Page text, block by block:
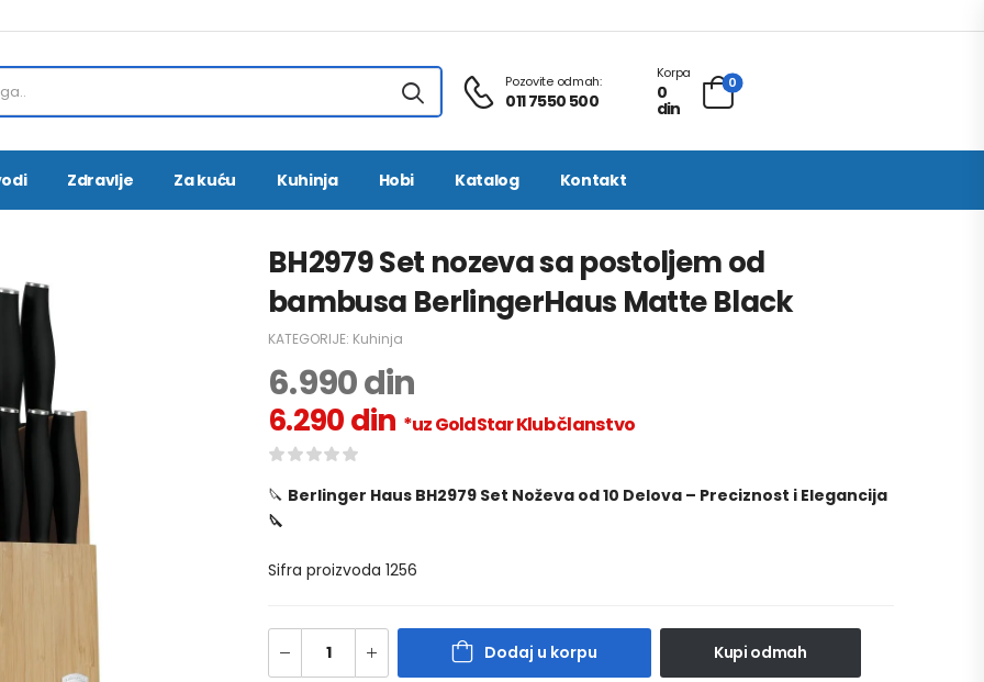
Pozovite odmah:
011 7550 500
Korpa
0
din
0
Zdravlje Za kuću Kuhinja Hobi Katalog Kontakt
BH2979 Set nozeva sa postoljem od
bambusa BerlingerHaus Matte Black
KATEGORIJE: Kuhinja
6.990din
6.290din *uz GoldStar Klub članstvo
🔪 Berlinger Haus BH2979 Set Noževa od 10 Delova – Preciznost i Elegancija
🔪
Sifra proizvoda 1256
Dodaj u korpu Kupi odmah